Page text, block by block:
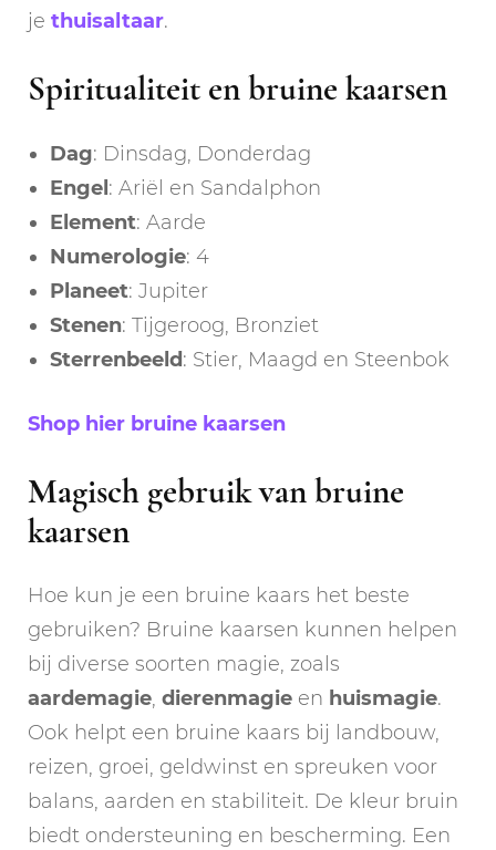
je thuisaltaar.
Spiritualiteit en bruine kaarsen
Dag: Dinsdag, Donderdag
Engel: Ariël en Sandalphon
Element: Aarde
Numerologie: 4
Planeet: Jupiter
Stenen: Tijgeroog, Bronziet
Sterrenbeeld: Stier, Maagd en Steenbok
Shop hier bruine kaarsen
Magisch gebruik van bruine
kaarsen
Hoe kun je een bruine kaars het beste
gebruiken? Bruine kaarsen kunnen helpen
bij diverse soorten magie, zoals
aardemagie, dierenmagie en huismagie.
Ook helpt een bruine kaars bij landbouw,
reizen, groei, geldwinst en spreuken voor
balans, aarden en stabiliteit. De kleur bruin
biedt ondersteuning en bescherming. Een